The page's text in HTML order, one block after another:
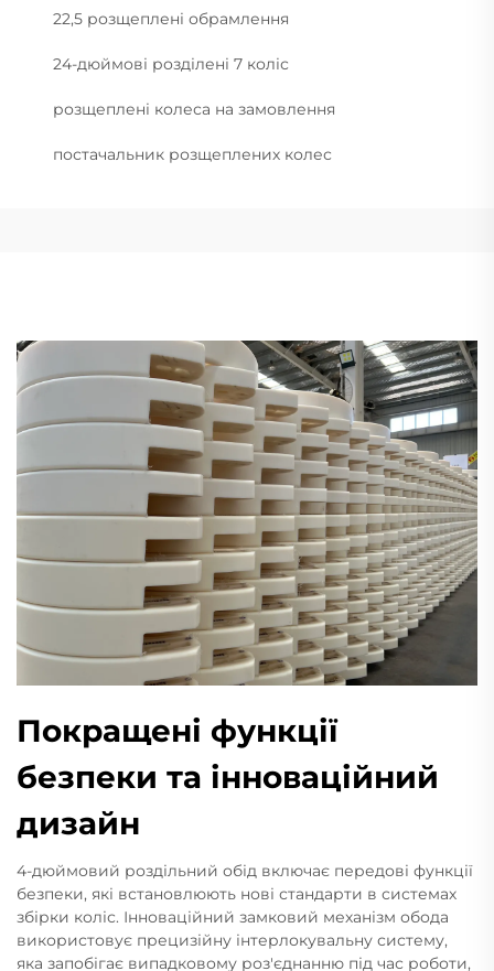
22,5 розщеплені обрамлення
24-дюймові розділені 7 коліс
розщеплені колеса на замовлення
постачальник розщеплених колес
Покращені функції
безпеки та інноваційний
дизайн
4-дюймовий роздільний обід включає передові функції
безпеки, які встановлюють нові стандарти в системах
збірки коліс. Інноваційний замковий механізм обода
використовує прецизійну інтерлокувальну систему,
яка запобігає випадковому роз'єднанню під час роботи,